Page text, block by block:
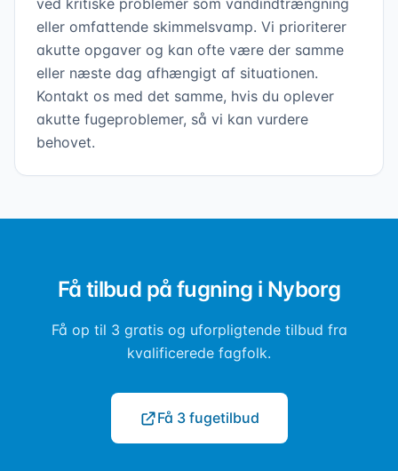
ved kritiske problemer som vandindtrængning
eller omfattende skimmelsvamp. Vi prioriterer
akutte opgaver og kan ofte være der samme
eller næste dag afhængigt af situationen.
Kontakt os med det samme, hvis du oplever
akutte fugeproblemer, så vi kan vurdere
behovet.
Få tilbud på fugning i Nyborg
Få op til 3 gratis og uforpligtende tilbud fra
kvalificerede fagfolk.
Få 3 fugetilbud